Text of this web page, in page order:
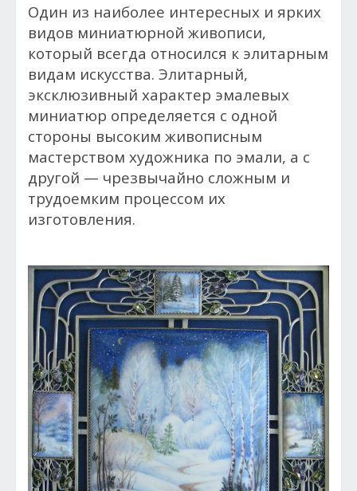
Один из наиболее интересных и ярких
видов миниатюрной живописи,
который всегда относился к элитарным
видам искусства. Элитарный,
эксклюзивный характер эмалевых
миниатюр определяется с одной
стороны высоким живописным
мастерством художника по эмали, а с
другой — чрезвычайно сложным и
трудоемким процессом их
изготовления.